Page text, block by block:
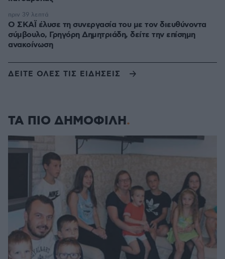
Ο ΣΚΑΪ έλυσε τη συνεργασία του με τον διευθύνοντα
σύμβουλο, Γρηγόρη Δημητριάδη, δείτε την επίσημη
ανακοίνωση
πριν 39 λεπτά
ΔΕΙΤΕ ΟΛΕΣ ΤΙΣ ΕΙΔΗΣΕΙΣ
ΤΑ ΠΙΟ ΔΗΜΟΦΙΛΗ